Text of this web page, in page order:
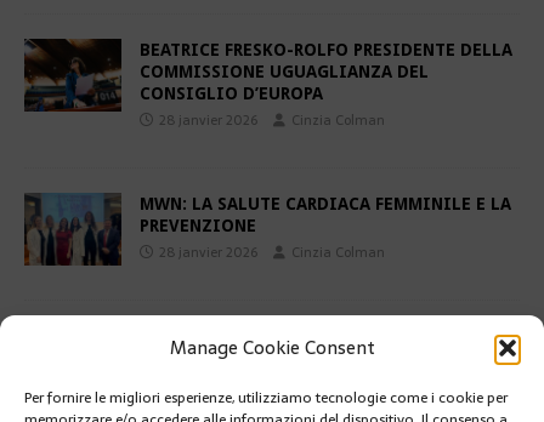
Manage Cookie Consent
Per fornire le migliori esperienze, utilizziamo tecnologie come i cookie per
BEATRICE FRESKO-ROLFO PRESIDENTE DELLA
COMMISSIONE UGUAGLIANZA DEL
CONSIGLIO D’EUROPA
28 janvier 2026 Cinzia Colman
MWN: LA SALUTE CARDIACA FEMMINILE E LA
PREVENZIONE
28 janvier 2026 Cinzia Colman
IL PRINCIPATO DI MONACO HA CELEBRATO
SANTA DEVOTA